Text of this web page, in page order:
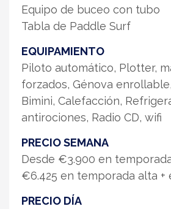
Equipo de buceo con tubo
Tabla de Paddle Surf
EQUIPAMIENTO
Piloto automático, Plotter,
forzados, Génova
Bimini, Calefacción,
antirociones, Radio CD, wifi
PRECIO SEMANA
Desde €3.900 en
€6.425 en temporada alta +
PRECIO DÍA